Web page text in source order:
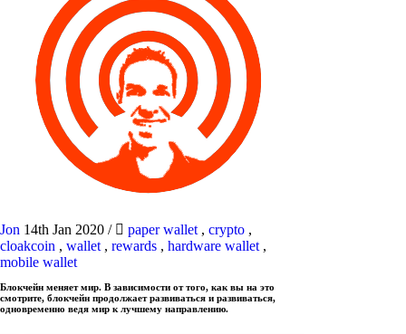
Jon 14th Jan 2020 / paper wallet , crypto ,
cloakcoin , wallet , rewards , hardware wallet ,
mobile wallet
Блокчейн меняет мир. В зависимости от того, как вы на это
смотрите, блокчейн продолжает развиваться и развиваться,
одновременно ведя мир к лучшему направлению.